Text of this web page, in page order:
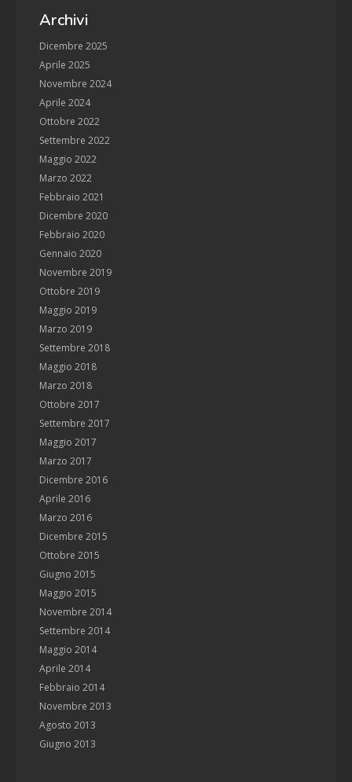
Archivi
Dicembre 2025
Aprile 2025
Novembre 2024
Aprile 2024
Ottobre 2022
Settembre 2022
Maggio 2022
Marzo 2022
Febbraio 2021
Dicembre 2020
Febbraio 2020
Gennaio 2020
Novembre 2019
Ottobre 2019
Maggio 2019
Marzo 2019
Settembre 2018
Maggio 2018
Marzo 2018
Ottobre 2017
Settembre 2017
Maggio 2017
Marzo 2017
Dicembre 2016
Aprile 2016
Marzo 2016
Dicembre 2015
Ottobre 2015
Giugno 2015
Maggio 2015
Novembre 2014
Settembre 2014
Maggio 2014
Aprile 2014
Febbraio 2014
Novembre 2013
Agosto 2013
Giugno 2013